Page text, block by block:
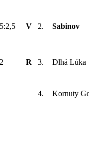
V 2. Sabinov
R 3. Dlhá Lúka
4. Kornuty